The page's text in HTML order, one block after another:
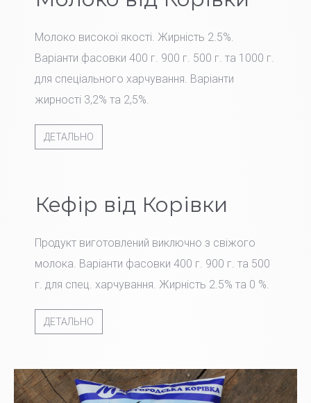
Молоко високої якості. Жирність 2.5%.
Варіанти фасовки 400 г. 900 г. 500 г. та 1000 г.
для спеціального харчування. Варіанти
жирності 3,2% та 2,5%.
ДЕТАЛЬНО
Кефір від Корівки
Продукт виготовлений виключно з свіжого
молока. Варіанти фасовки 400 г. 900 г. та 500
г. для спец. харчування. Жирність 2.5% та 0 %.
ДЕТАЛЬНО